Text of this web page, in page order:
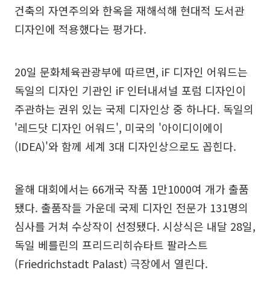
건축의 자연주의와 한옥을 재해석해 현대적 도서관
디자인에 적용했다는 평가다.
20일 문화체육관광부에 따르면, iF 디자인 어워드는
독일의 디자인 기관인 iF 인터내셔널 포럼 디자인이
주관하는 권위 있는 국제 디자인상 중 하나다. 독일의
'레드닷 디자인 어워드', 미국의 '아이디이에이
(IDEA)'와 함께 세계 3대 디자인상으로도 꼽힌다.
올해 대회에서는 66개국 작품 1만1000여 개가 출품
됐다. 출품작들 가운데 국제 디자인 전문가 131명의
심사를 거쳐 수상작이 선정됐다. 시상식은 내달 28일,
독일 베를린의 프리드리히슈타트 팔라스트
(Friedrichstadt Palast) 극장에서 열린다.